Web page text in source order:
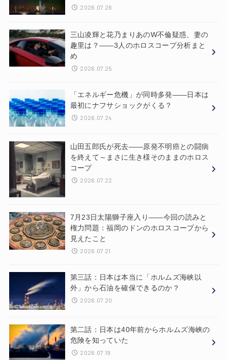
2026.07.26
三山凌輝と花乃まりあのW不倫疑惑、妻の
趣里は？——3人のホロスコープ分析まと
め
2026.07.25
「エネルギー危機」が同時多発——日本は
最初にナフサショックがくる？
2026.07.24
山田五郎氏が死去——原発不明癌との闘病
を終えて～まさに生き様そのままのホロス
コープ
2026.07.22
7月23日太陽獅子座入り——今回の読みと
権力問題：福岡のドンのホロスコープから
見えたこと
2026.07.21
第三話：日本は本当に「ホルムズ海峡以
外」から石油を確保できるのか？
2026.07.20
第二話：日本は40年前からホルムズ海峡の
危険を知っていた
2026.07.19